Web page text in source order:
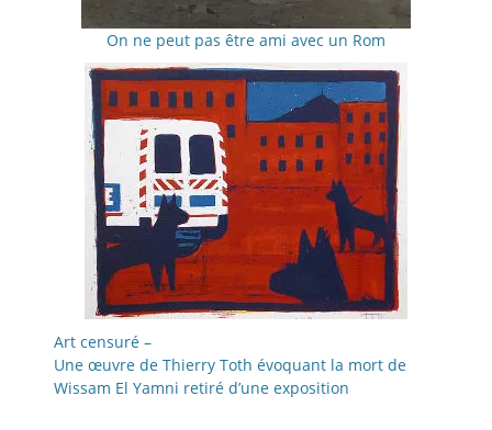
On ne peut pas être ami avec un Rom
Art censuré –
Une œuvre de Thierry Toth évoquant la mort de
Wissam El Yamni retiré d’une exposition